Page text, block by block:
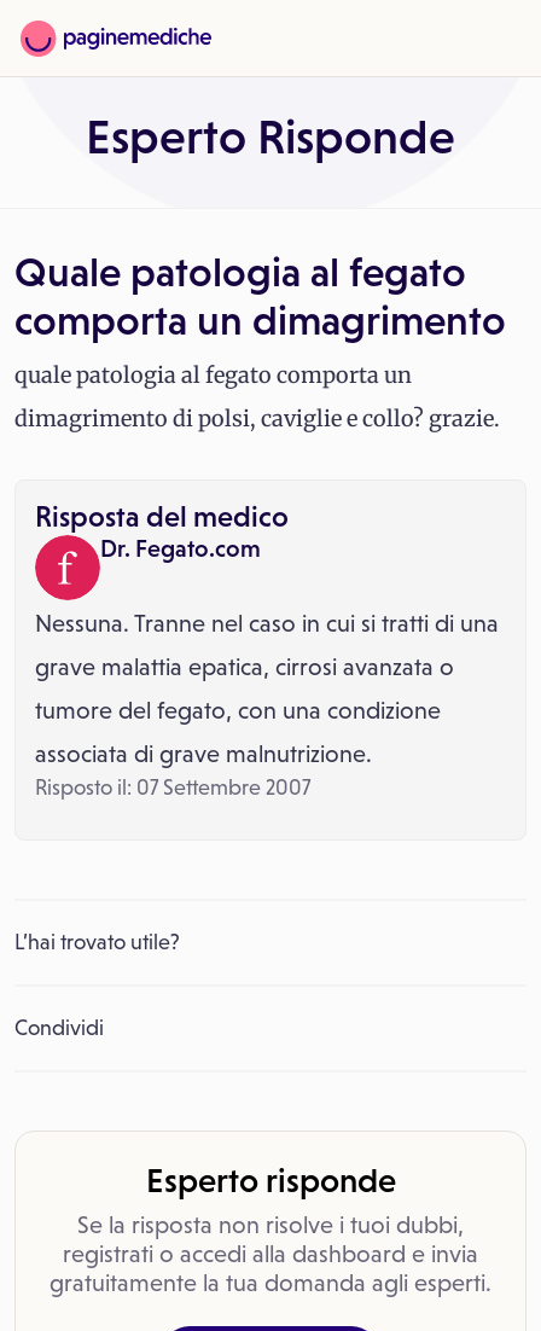
Esperto Risponde
Quale patologia al fegato
comporta un dimagrimento
quale patologia al fegato comporta un
dimagrimento di polsi, caviglie e collo? grazie.
Risposta del medico
Dr. Fegato.com
Nessuna. Tranne nel caso in cui si tratti di una
grave malattia epatica, cirrosi avanzata o
tumore del fegato, con una condizione
associata di grave malnutrizione.
Risposto il: 07 Settembre 2007
L’hai trovato utile?
Condividi
Esperto risponde
Se la risposta non risolve i tuoi dubbi,
registrati o accedi alla dashboard e invia
gratuitamente la tua domanda agli esperti.